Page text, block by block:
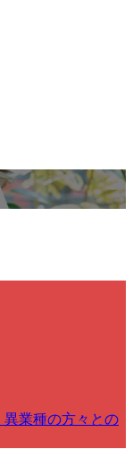
業種の方々との